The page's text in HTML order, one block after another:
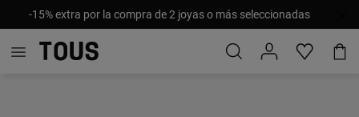
-15% extra por la compra de 2 joyas o más seleccionadas